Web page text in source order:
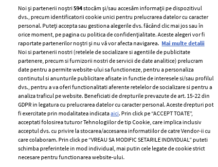
ELLE Style Awards
2024
Despre ELLE
Romania
Contact
Abonamente
Termeni si conditii
Politica de
confidențialitate
Politica de cookies
Publicitate
Noi și partenerii noștri594stocăm și/sau accesăm informații pe dispozitivul
dvs., precum identificatorii cookie unici pentru prelucrarea datelor cu caracter
personal. Puteți accepta sau gestiona alegerile dvs. făcând clic mai jos sau în
orice moment, pe pagina cu politica de confidențialitate. Aceste alegeri vor fi
raportate partenerilor noștri și nu vă vor afecta navigarea. Mai multe detalii
Noi si partenerii nostri (retelele de socializare si agentiile de publicitate
partenere, precum si furnizorii nostri de servicii de date analitice) prelucram
date pentru a permite website-ului sa functioneze, pentru a personaliza
continutul si anunturile publicitare afisate in functie de interesele si/sau profilul
dvs., pentru a va oferi functionalitati aferente retelelor de socializare si pentru a
analiza traficul pe website. Beneficiati de drepturile prevazute de art. 15-22 din
GDPR in legatura cu prelucrarea datelor cu caracter personal. Aceste drepturi pot
fi exercitate prin modalitatea indicataaici. Prin click pe “ACCEPT TOATE”,
acceptati folosirea tuturor Tehnologiilor de tip Cookie, care implica inclusiv
acceptul dvs. cu privire la stocarea/accesarea informatiilor de catre Vendor-ii cu
care colaboram. Prin click pe “VREAU SA MODIFIC SETARILE INDIVIDUAL” puteti
schimba preferintele in mod individual, mai putin cele legate de cookie strict
necesare pentru functionarea website-ului.